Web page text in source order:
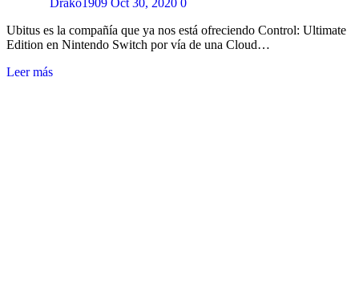
Drako1909 Oct 30, 2020 0
Ubitus es la compañía que ya nos está ofreciendo Control: Ultimate
Edition en Nintendo Switch por vía de una Cloud…
Leer más